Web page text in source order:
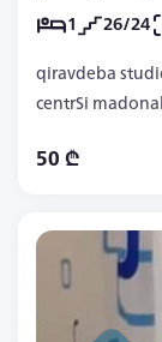
1 26/24
qiravdeba
centrSi madonaldis gverdit zgvidan 100 metroshi,
50 ₾